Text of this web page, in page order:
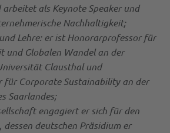
arbeitet als Keynote Speaker und
Nachhaltigkeit;
Lehre: er ist Honorarprofessor für
und Globalen Wandel an der
Clausthal und
für Corporate Sustainability an der
Saarlandes;
engagiert er sich für den
dessen deutschen Präsidium er